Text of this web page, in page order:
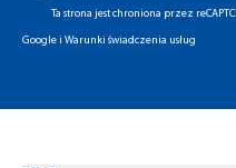
Ta strona jest chroniona przez
Googlei Warunki świadczenia usług